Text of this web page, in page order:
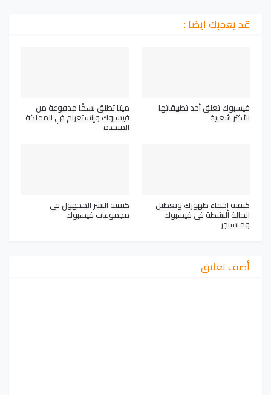
قد يعجبك ايضا :
فيسبوك تغلق أحد تطبيقاتها
الأكثر شعبية
ميتا تطلق نسخًا مدفوعة من
فيسبوك وإنستغرام في المملكة
المتحدة
كيفية إخفاء ظهورك وتعطيل
الحالة النشطة في فيسبوك
وماسنجر
كيفية النشر المجهول في
مجموعات فيسبوك
أضف تعليق